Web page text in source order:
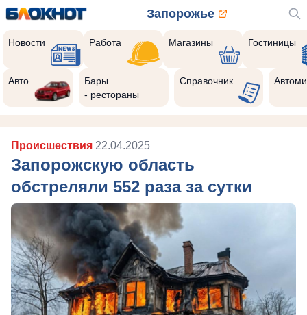
Запорожье
Новости Работа Магазины Гостиницы
Авто
Бары
- рестораны
Справочник
Происшествия 22.04.2025
Запорожскую область
обстреляли 552 раза за сутки